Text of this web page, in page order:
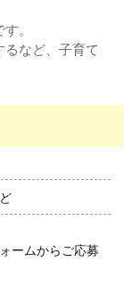
。
など、子育て
ームからご応募